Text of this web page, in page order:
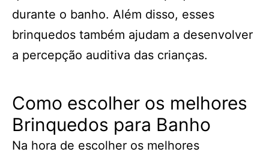
durante o banho. Além disso, esses
brinquedos também ajudam a desenvolver
a percepção auditiva das crianças.
Como escolher os melhores
Brinquedos para Banho
Na hora de escolher os melhores